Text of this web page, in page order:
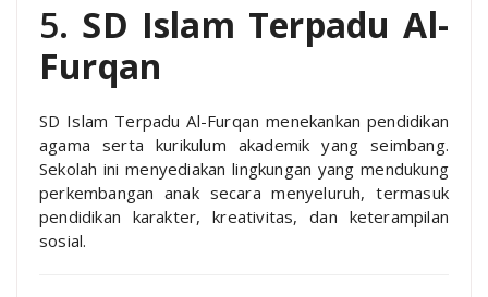
5. SD Islam Terpadu Al-
Furqan
SD Islam Terpadu Al-Furqan menekankan pendidikan
agama serta kurikulum akademik yang seimbang.
Sekolah ini menyediakan lingkungan yang mendukung
perkembangan anak secara menyeluruh, termasuk
pendidikan karakter, kreativitas, dan keterampilan
sosial.